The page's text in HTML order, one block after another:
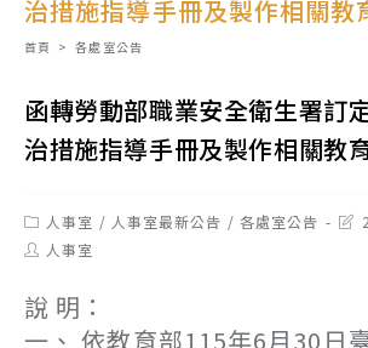
內治措施指導手冊及製作相關教
首頁 > 各處室公告
函轉勞動部職業安全衛生署訂
治措施指導手冊及製作相關教
Post
category:
人事室 / 人事室最新公告 / 各處室公告
Post人事室
說 明：
一、 依教育部115年6月30日